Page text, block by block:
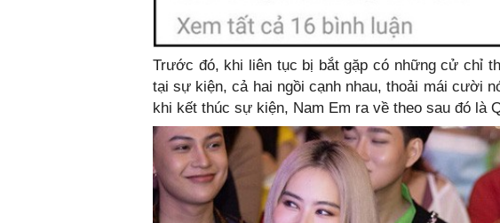
Trước đó, khi liên tục bị bắt gặp có những cử chỉ
tại sự kiện, cả hai ngồi cạnh nhau, thoải mái cười
khi kết thúc sự kiện, Nam Em ra về theo sau đó là